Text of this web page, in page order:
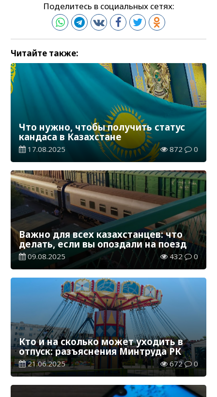
Поделитесь в социальных сетях:
Читайте также:
Что нужно, чтобы получить статус
кандаса в Казахстане
17.08.2025 872 0
Важно для всех казахстанцев: что
делать, если вы опоздали на поезд
09.08.2025 432 0
Кто и на сколько может уходить в
отпуск: разъяснения Минтруда РК
21.06.2025 672 0